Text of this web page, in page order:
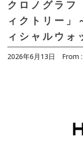
クロノグラ
ィクトリー」
ィシャルウォ
2026年6月13日 From :